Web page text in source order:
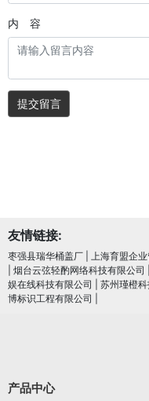
内 容
提交留言
友情链接:
枣强县瑞华桶盖厂 上海育盟企
烟台云弦轻酌网络科技有限公司
娱在线科技有限公司
苏州瑾橙
博标识工程有限公司
产品中心